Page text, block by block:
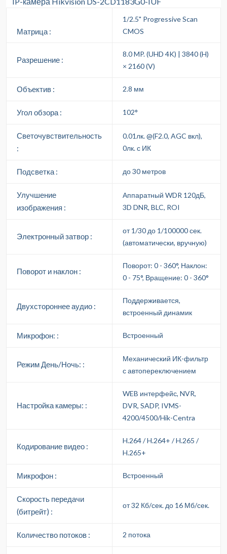
Матрица :
1/2.5" Progressive Scan
CMOS
Разрешение :
8.0 MP. (UHD 4K) | 3840 (H)
× 2160 (V)
Объектив : 2.8 мм
Угол обзора : 102°
Светочувствительность
:
0.01лк. @(F2.0, AGC вкл),
0лк. с ИК
Подсветка : до 30 метров
Улучшение
изображения :
Аппаратный WDR 120дБ,
3D DNR, BLC, ROI
Электронный затвор :
от 1/30 до 1/100000 сек.
(автоматически, вручную)
Поворот и наклон :
Поворот: 0 - 360°, Наклон:
0 - 75°, Вращение: 0 - 360°
Двухстороннее аудио :
Поддерживается,
встроенный динамик
Микрофон: : Встроенный
Режим День/Ночь: :
Механический ИК-фильтр
с автопереключением
Настройка камеры: :
WEB интерфейс, NVR,
DVR, SADP, IVMS-
4200/4500/Hik-Centra
Кодирование видео :
H.264 / H.264+ / H.265 /
H.265+
Микрофон : Встроенный
Скорость передачи
(битрейт) :
от 32 Кб/сек. до 16 Мб/сек.
Количество потоков : 2 потока